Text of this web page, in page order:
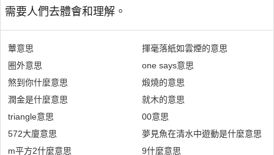
需要人們去體會和理解。
蕈意思
圈外意思
煞到你什麼意思
潤金是什麼意思
triangle意思
572大廈意思
m平方2什麼意思
揮毫落紙如雲煙的意思
one says意思
煅燒的意思
就木的意思
00意思
夢見魚在清水中遊動是什麼意思
9什麼意思